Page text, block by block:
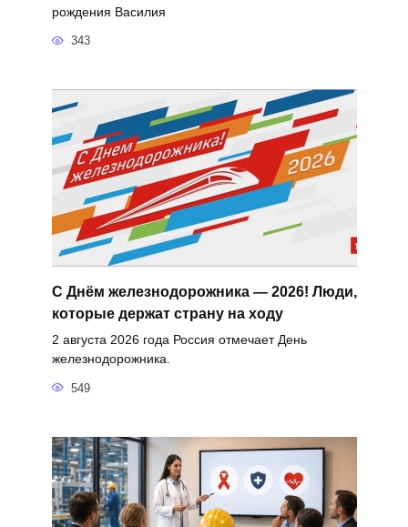
рождения Василия
343
С Днём железнодорожника — 2026! Люди,
которые держат страну на ходу
2 августа 2026 года Россия отмечает День
железнодорожника.
549